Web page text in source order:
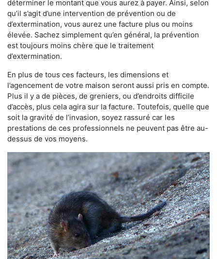
déterminer le montant que vous aurez à payer. Ainsi, selon
qu’il s’agit d’une intervention de prévention ou de
d’extermination, vous aurez une facture plus ou moins
élevée. Sachez simplement qu’en général, la prévention
est toujours moins chère que le traitement
d’extermination.
En plus de tous ces facteurs, les dimensions et
l’agencement de votre maison seront aussi pris en compte.
Plus il y a de pièces, de greniers, ou d’endroits difficile
d’accès, plus cela agira sur la facture. Toutefois, quelle que
soit la gravité de l’invasion, soyez rassuré car les
prestations de ces professionnels ne peuvent pas être au-
dessus de vos moyens.